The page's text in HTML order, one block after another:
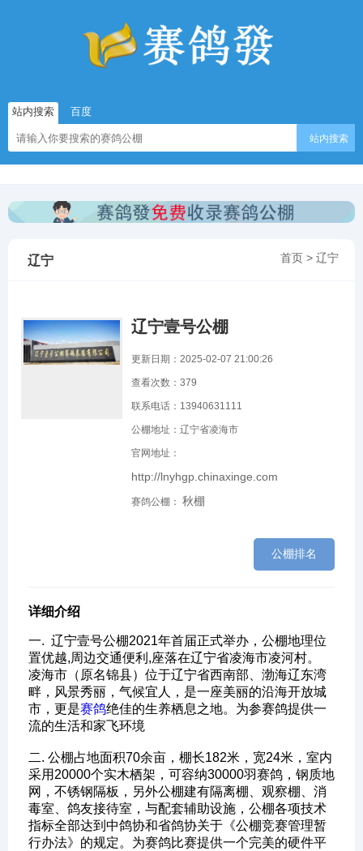
站内搜索 百度
站内搜索
首页 > 辽宁
辽宁
辽宁壹号公棚
更新日期：2025-02-07 21:00:26
查看次数： 379
联系电话：13940631111
公棚地址：辽宁省凌海市
官网地址：
http://lnyhgp.chinaxinge.com
赛鸽公棚： 秋棚
公棚排名
详细介绍
一. 辽宁壹号公棚2021年首届正式举办，公棚地理位
置优越,周边交通便利,座落在辽宁省凌海市凌河村。
凌海市（原名锦县）位于辽宁省西南部、渤海辽东湾
畔，风景秀丽，气候宜人，是一座美丽的沿海开放城
市，更是赛鸽绝佳的生养栖息之地。为参赛鸽提供一
流的生活和家飞环境
二. 公棚占地面积70余亩，棚长182米，宽24米，室内
采用20000个实木栖架，可容纳30000羽赛鸽，钢质地
网，不锈钢隔板，另外公棚建有隔离棚、观察棚、消
毒室、鸽友接待室，与配套辅助设施，公棚各项技术
指标全部达到中鸽协和省鸽协关于《公棚竞赛管理暂
行办法》的规定。为赛鸽比赛提供一个完美的硬件平